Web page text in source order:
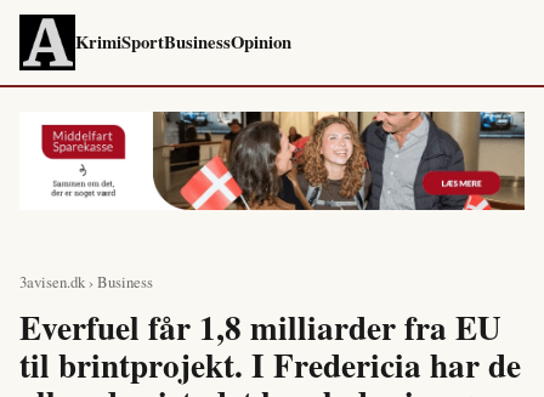
KrimiSportBusinessOpinion
3avisen.dk› Business
Everfuel får 1,8 milliarder fra EU
til brintprojekt. I Fredericia har de